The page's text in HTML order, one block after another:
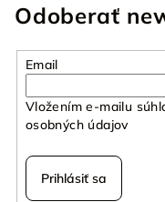
Odoberať
Email
Vložením e-mailu
osobných údajov
Prihlásiť sa